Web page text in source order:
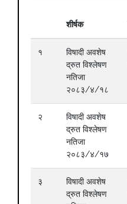
शीर्षक
१
विषादी अवशेष
द्रुत विश्लेषण
नतिजा
२०८३/४/१८
२
विषादी अवशेष
द्रुत विश्लेषण
नतिजा
२०८३/४/१७
३
विषादी अवशेष
द्रुत विश्लेषण